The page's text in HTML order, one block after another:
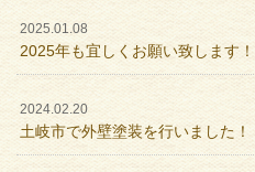
2025.01.08
2025年も宜しくお願い致します！
2024.02.20
土岐市で外壁塗装を行いました！